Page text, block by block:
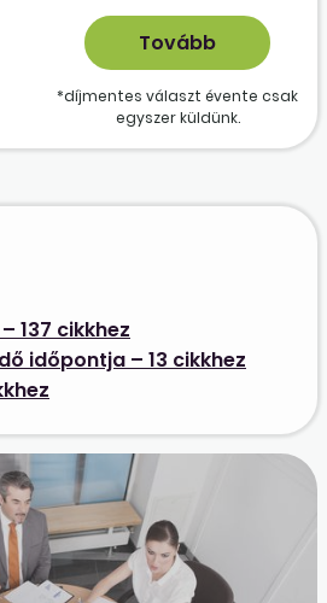
*díjmentes választ évente csak
egyszer küldünk.
137 cikkhez
időpontja – 13 cikkhez